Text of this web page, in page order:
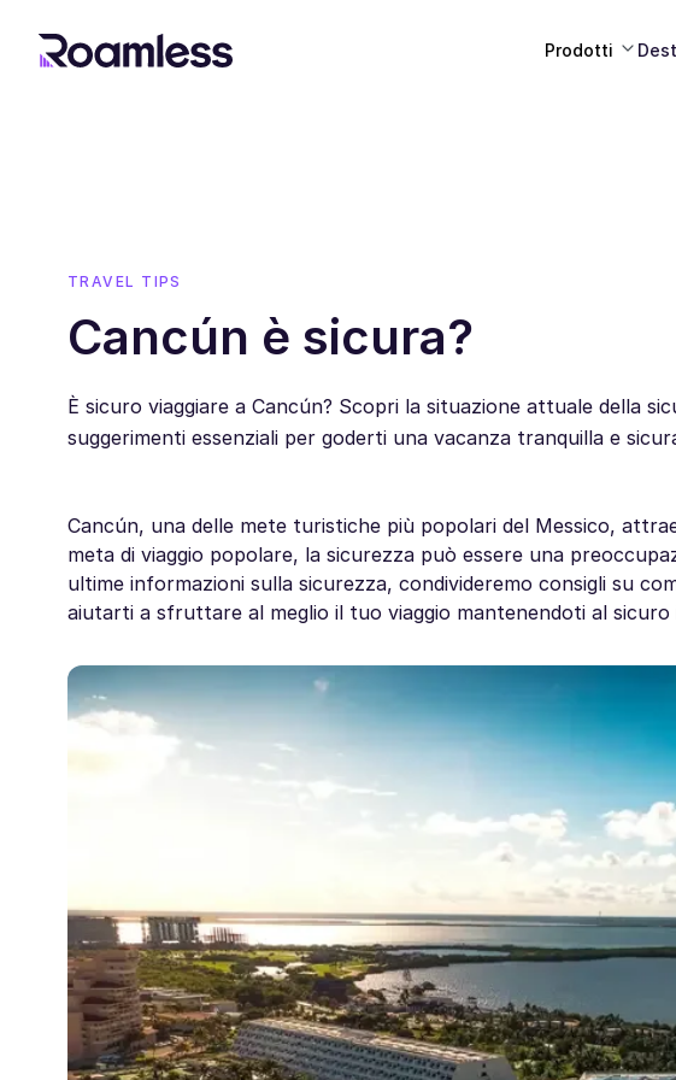
Prodotti
TRAVEL TIPS
Cancún è sicura?
È sicuro viaggiare a Cancún? Scopri la situazione attuale della
suggerimenti essenziali per goderti una vacanza tranquilla e
Cancún, una delle mete turistiche più popolari del Messico,
meta di viaggio popolare, la sicurezza può essere una
ultime informazioni sulla sicurezza, condivideremo consigli su
aiutarti a sfruttare al meglio il tuo viaggio mantenendoti al